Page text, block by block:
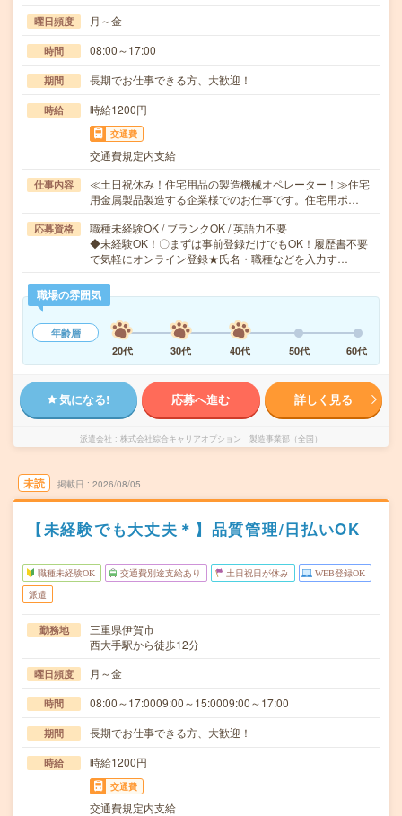
曜日頻度 月～金
時間 08:00～17:00
期間 長期でお仕事できる方、大歓迎！
時給 時給1200円
交通費
交通費規定内支給
仕事内容
≪土日祝休み！住宅用品の製造機械オペレーター！≫住宅
用金属製品製造する企業様でのお仕事です。住宅用ポ…
応募資格
職種未経験OK / ブランクOK / 英語力不要
◆未経験OK！〇まずは事前登録だけでもOK！履歴書不要
で気軽にオンライン登録★氏名・職種などを入力す…
職場の雰囲気
年齢層
20代
30代 40代 50代 60代
気になる! 応募へ進む 詳しく見る
派遣会社 株式会社綜合キャリアオプション 製造事業部（全国）
未読 掲載日 2026/08/05
【未経験でも大丈夫＊】品質管理/日払いOK
職種未経験OK 交通費別途支給あり 土日祝日が休み WEB登録OK
派遣
勤務地
三重県伊賀市
西大手駅から徒歩12分
曜日頻度 月～金
時間 08:00～17:0009:00～15:0009:00～17:00
期間 長期でお仕事できる方、大歓迎！
時給 時給1200円
交通費
交通費規定内支給